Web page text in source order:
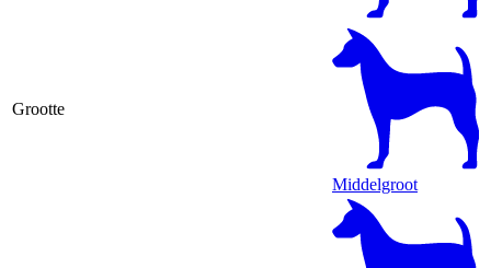
Grootte
Middelgroot